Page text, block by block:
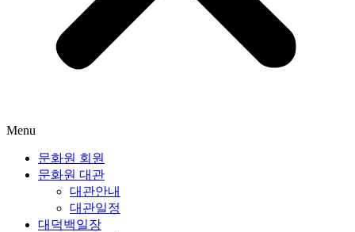
Menu
문화원 회원
문화원 대관
대관안내
대관일정
대덕백일장